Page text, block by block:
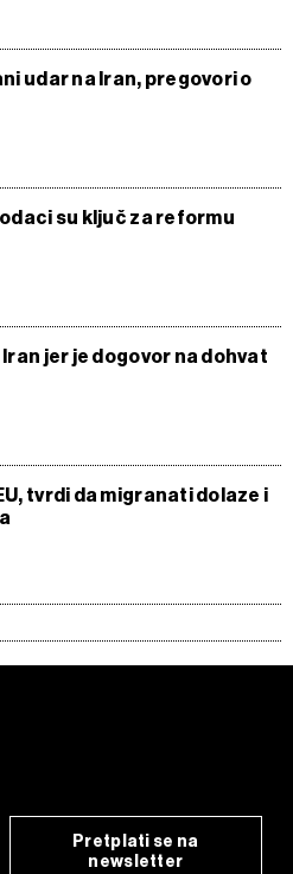
udar na Iran, pregovori o
su ključ za reformu
jer je dogovor na dohvat
tvrdi da migranati dolaze i
Pretplati se na
newsletter